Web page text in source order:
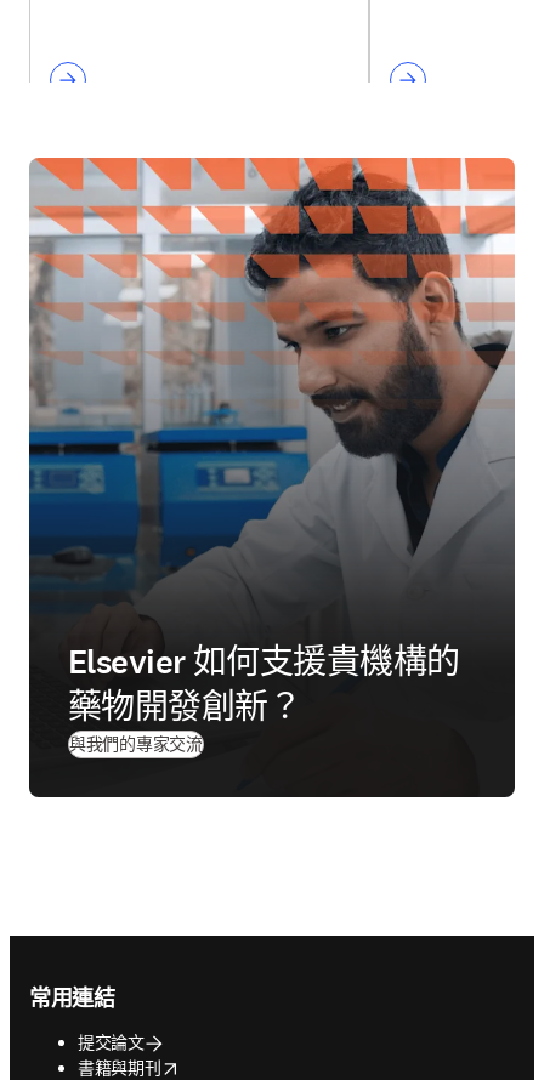
Elsevier 如何支援貴機構的
藥物開發創新？
與我們的專家交流
常用連結
提交論文
書籍與期刊
opens in new tab/window